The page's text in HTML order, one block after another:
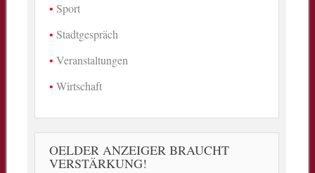
Sport
Stadtgespräch
Veranstaltungen
Wirtschaft
OELDER ANZEIGER BRAUCHT
VERSTÄRKUNG!